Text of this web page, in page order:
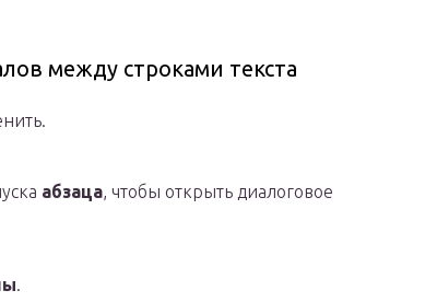
между строками текста
абзаца, чтобы открыть диалоговое
.